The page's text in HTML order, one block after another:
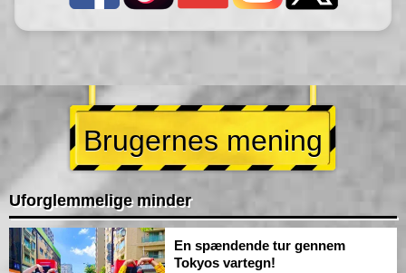
Brugernes mening
Uforglemmelige minder
En spændende tur gennem
Tokyos vartegn!